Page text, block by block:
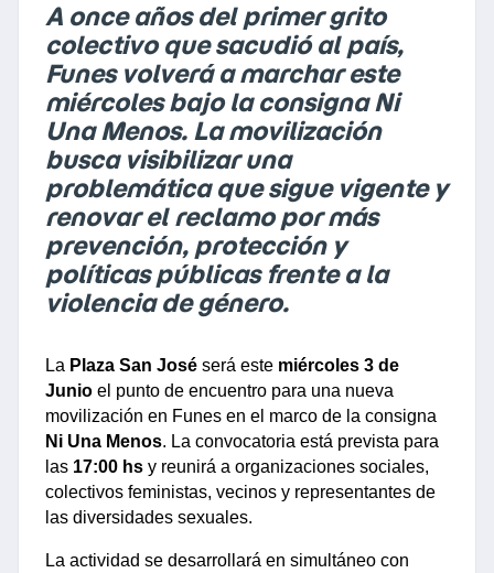
A once años del primer grito
colectivo que sacudió al país,
Funes volverá a marchar este
miércoles bajo la consigna Ni
Una Menos. La movilización
busca visibilizar una
problemática que sigue vigente y
renovar el reclamo por más
prevención, protección y
políticas públicas frente a la
violencia de género.
La Plaza San José será este miércoles 3 de
Junio el punto de encuentro para una nueva
Ni Una Menos. La convocatoria está prevista para
las 17:00 hs y reunirá a organizaciones sociales,
colectivos feministas, vecinos y representantes de
las diversidades sexuales.
La actividad se desarrollará en simultáneo con